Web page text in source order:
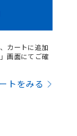
カートに追加
画面にてご確
トをみる